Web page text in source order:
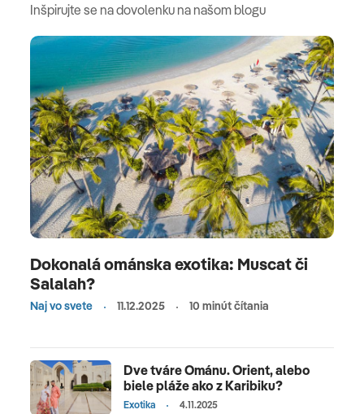
Inšpirujte se na dovolenku na našom blogu
Dokonalá ománska exotika: Muscat či
Salalah?
Naj vo svete 11.12.2025 10 minút čítania
Dve tváre Ománu. Orient, alebo
biele pláže ako z Karibiku?
Exotika 4.11.2025